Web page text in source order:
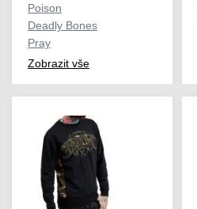
Poison
Deadly Bones
Pray
Zobrazit vše